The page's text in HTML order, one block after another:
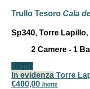
Trullo Tesoro Cala
Sp340, Torre Lapillo,
2 Camere - 1
In evidenza Torre
€400,00 /notte